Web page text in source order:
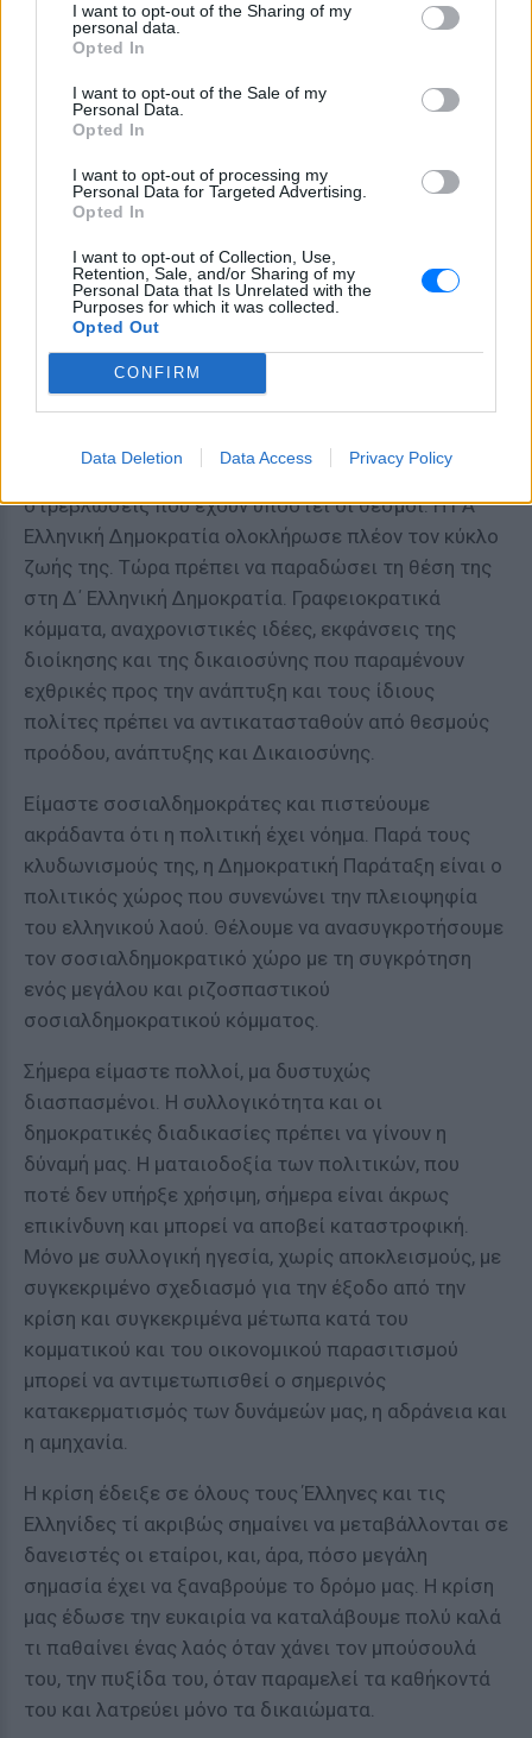
I want to opt-out of the Sharing of my
personal data.
Opted In
I want to opt-out of the Sale of my
Personal Data.
Opted In
I want to opt-out of processing my
Personal Data for Targeted Advertising.
Opted In
I want to opt-out of Collection, Use,
Retention, Sale, and/or Sharing of my
Personal Data that Is Unrelated with the
Purposes for which it was collected.
Opted Out
CONFIRM
Data Deletion Data Access Privacy Policy
λειτούργησε μάλλον υπέρ των προμηθευτών και
των υπαλλήλων του και σε βάρος των
ασφαλισμένων και των ασθενούντων. Πρέπει να
συνεχισθεί ο εξορθολογισμός του συστήματος, να
δημιουργηθεί δε ένα δίκτυο προστασίας για τους
ανέργους και τους ανήμπορους. Αυτές είναι οι
πολιτικές που χαρακτηρίζουν την
πολιτικές που προσδίδουν πολιτική ταυτότητα. Η
καλλιέργεια ψευδαισθήσεων είναι δουλειά των
δημαγωγών και των λαϊκιστών της πολιτικής και
των μίντια, που αντιτάσσονται λυσσαλέα σε κάθε
προσπάθεια ριζοσπαστικής αλλαγής.
Σκοπός των ριζοσπαστικών αλλαγών είναι να
εξουδετερωθούν οι αγκυλώσεις και οι
στρεβλώσεις που έχουν υποστεί οι θεσμοί. Η ΓΆ
Ελληνική Δημοκρατία ολοκλήρωσε πλέον τον κύκλο
ζωής της. Τώρα πρέπει να παραδώσει τη θέση της
στη Δ΄ Ελληνική Δημοκρατία. Γραφειοκρατικά
κόμματα, αναχρονιστικές ιδέες, εκφάνσεις της
διοίκησης και της δικαιοσύνης που παραμένουν
εχθρικές προς την ανάπτυξη και τους ίδιους
πολίτες πρέπει να αντικατασταθούν από θεσμούς
προόδου, ανάπτυξης και Δικαιοσύνης.
Είμαστε σοσιαλδημοκράτες και πιστεύουμε
ακράδαντα ότι η πολιτική έχει νόημα. Παρά τους
κλυδωνισμούς της, η Δημοκρατική Παράταξη είναι ο
πολιτικός χώρος που συνενώνει την πλειοψηφία
του ελληνικού λαού. Θέλουμε να ανασυγκροτήσουμε
τον σοσιαλδημοκρατικό χώρο με τη συγκρότηση
ενός μεγάλου και ριζοσπαστικού
σοσιαλδημοκρατικού κόμματος.
Σήμερα είμαστε πολλοί, μα δυστυχώς
διασπασμένοι. Η συλλογικότητα και οι
δημοκρατικές διαδικασίες πρέπει να γίνουν η
δύναμή μας. Η ματαιοδοξία των πολιτικών, που
ποτέ δεν υπήρξε χρήσιμη, σήμερα είναι άκρως
επικίνδυνη και μπορεί να αποβεί καταστροφική.
Μόνο με συλλογική ηγεσία, χωρίς αποκλεισμούς, με
συγκεκριμένο σχεδιασμό για την έξοδο από την
κρίση και συγκεκριμένα μέτωπα κατά του
κομματικού και του οικονομικού παρασιτισμού
μπορεί να αντιμετωπισθεί ο σημερινός
κατακερματισμός των δυνάμεών μας, η αδράνεια και
η αμηχανία.
Η κρίση έδειξε σε όλους τους Έλληνες και τις
Ελληνίδες τί ακριβώς σημαίνει να μεταβάλλονται σε
δανειστές οι εταίροι, και, άρα, πόσο μεγάλη
σημασία έχει να ξαναβρούμε το δρόμο μας. Η κρίση
μας έδωσε την ευκαιρία να καταλάβουμε πολύ καλά
τι παθαίνει ένας λαός όταν χάνει τον μπούσουλά
του, την πυξίδα του, όταν παραμελεί τα καθήκοντά
του και λατρεύει μόνο τα δικαιώματα.